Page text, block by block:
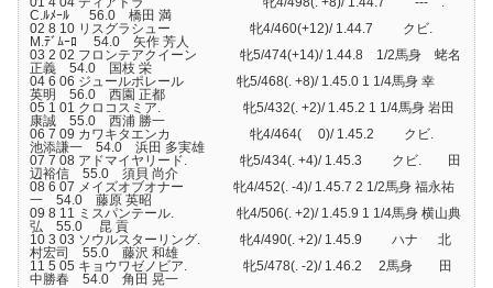
C.ﾙﾒｰﾙ 56.0 橋田 満
02 8 10 リスグラシュー 牝4/460(+12)/ 1.44.7 クビ.
M.ﾃﾞﾑｰﾛ 54.0 矢作 芳人
03 2 02 フロンテアクイーン 牝5/474(+14)/ 1.44.8 1/2馬身 蛯名
正義 54.0 国枝 栄
04 6 06 ジュールポレール 牝5/468(. +8)/ 1.45.0 1 1/4馬身 幸
英明 56.0 西園 正都
05 1 01 クロコスミア. 牝5/432(. +2)/ 1.45.2 1 1/4馬身 岩田
康誠 55.0 西浦 勝一
06 7 09 カワキタエンカ 牝4/464( 0)/ 1.45.2 クビ.
池添謙一 54.0 浜田 多実雄
07 7 08 アドマイヤリード. 牝5/434(. +4)/ 1.45.3 クビ. 田
辺裕信 55.0 須貝 尚介
08 6 07 メイズオブオナー 牝4/452(. -4)/ 1.45.7 2 1/2馬身 福永祐
一 54.0 藤原 英昭
09 8 11 ミスパンテール. 牝4/506(. +2)/ 1.45.9 1 1/4馬身 横山典
弘 55.0 昆 貢
10 3 03 ソウルスターリング. 牝4/490(. +2)/ 1.45.9 ハナ 北
村宏司 55.0 藤沢 和雄
11 5 05 キョウワゼノビア. 牝5/478(. -2)/ 1.46.2 2馬身 田
中勝春 54.0 角田 晃一